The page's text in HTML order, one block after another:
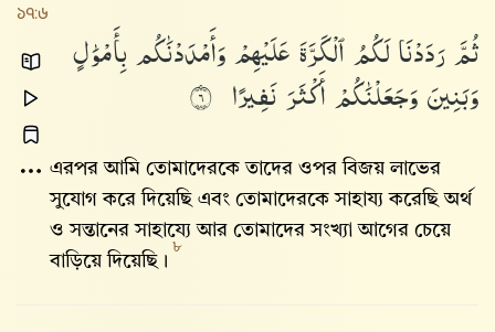
১৭:৬
ثُمَّرَدَدْنَالَكُمُٱلْكَرَّةَعَلَيْهِمْوَأَمْدَدْنَٰكُمبِأَمْوَٰلٍ
وَبَنِينَوَجَعَلْنَٰكُمْأَكْثَرَنَفِيرًا ٦
এরপর আমি তোমাদেরকে তাদের ওপর বিজয় লাভের
সুযোগ করে দিয়েছি এবং তোমাদেরকে সাহায্য করেছি অর্থ
ও সন্তানের সাহায্যে আর তোমাদের সংখ্যা আগের চেয়ে
বাড়িয়ে দিয়েছি।
৮